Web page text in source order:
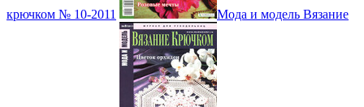
крючком № 10-2011 Мода и модель Вязание